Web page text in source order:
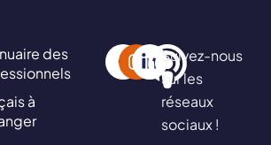
des
à
Suivez-nous
sur les
réseaux
sociaux !